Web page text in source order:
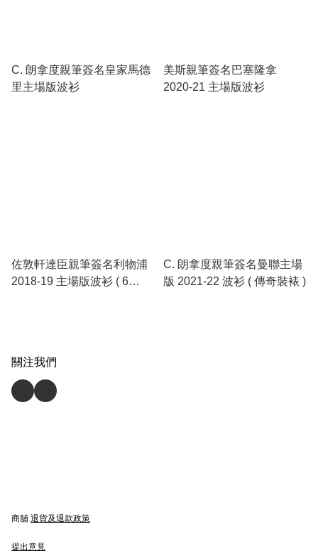
C. 朗拿度親筆簽名皇家馬德
里主場版波衫
美斯親筆簽名巴塞隆拿
2020-21 主場版波衫
佐敦軒達臣親筆簽名利物浦
2018-19 主場版波衫 ( 6
C. 朗拿度親筆簽名曼聯主場
版 2021-22 波衫 ( 傳奇裝裱 )
關注我們
商舖 退貨及退款政策
提出意見